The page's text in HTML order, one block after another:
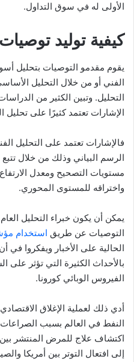
الأولى له في سوق التداول.
كيفية توليد
يقوم مقدمو التوصيات بتحليل
الفني أو من خلال التحليل
التحليل. وتبين الكثير من
الإشارات تعتمد كثيرًا على تحليل
فالإشارات تعتمد على التحليل
الرسم البياني وذلك من خلال
مستويات التصحيح ومعدل
واختراقه للمستوى المحوري.
يمكن أن يكون خبراء التحليل
التوصيات عن طريق استخدام
الحالية على الأخبار ويفكروا في
بالأحداث الكثيرة التي تؤثر على
الفيروس الوبائي كورونا.
أدي ذلك لعملية الإغلاق
النفط في العالم بسبب
اكتشاف علاج للمرض المنتشر
إلى افتعال التوتر بين أمريكا